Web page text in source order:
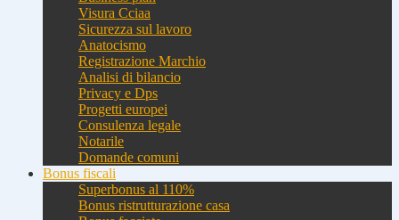
Visura Cciaa
Sicurezza sul lavoro
Anatocismo
Registrazione Marchio
Analisi di bilancio
Privacy e Dps
Progetti europei
Consulenza legale
Notarile
Domande comuni
Bonus fiscali
Superbonus al 110%
Bonus ristrutturazione casa